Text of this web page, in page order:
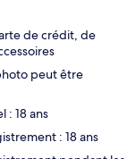
de crédit, de
peut être
: 18 ans
: 18 ans